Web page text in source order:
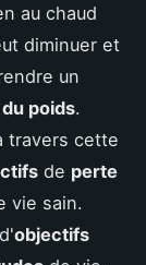
au chaud
diminuer et
un
poids.
travers cette
de perte
vie sain.
objectifs